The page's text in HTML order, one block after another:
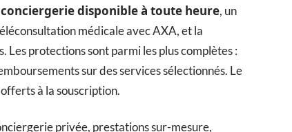
conciergerie disponible à toute heure, un
médicale avec AXA, et la
protections sont parmi les plus complètes :
sur des services sélectionnés. Le
à la souscription.
privée, prestations sur-mesure,